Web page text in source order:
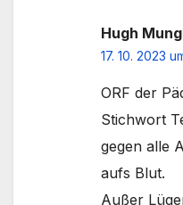
Hugh
17. 10. 2023
ORF der
Stichwort
gegen alle
aufs Blut.
Außer